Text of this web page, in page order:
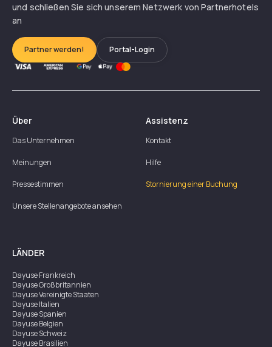
und schließen Sie sich unserem Netzwerk von Partnerhotels
an
Partner werden! Portal-Login
Über
Das Unternehmen
Meinungen
Pressestimmen
Unsere Stellenangebote ansehen
Assistenz
Kontakt
Hilfe
Stornierung einer Buchung
LÄNDER
DayuseFrankreich
DayuseGroßbritannien
DayuseVereinigte Staaten
DayuseItalien
DayuseSpanien
DayuseBelgien
DayuseSchweiz
DayuseBrasilien